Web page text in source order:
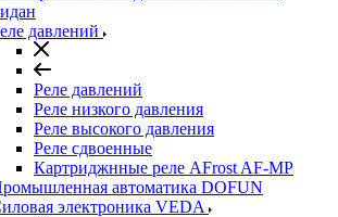
давлений
Реле давлений
Реле низкого давления
Реле высокого давления
Реле сдвоенные
Картриджнные реле AFrost AF-MP
автоматика DOFUN
электроника VEDA